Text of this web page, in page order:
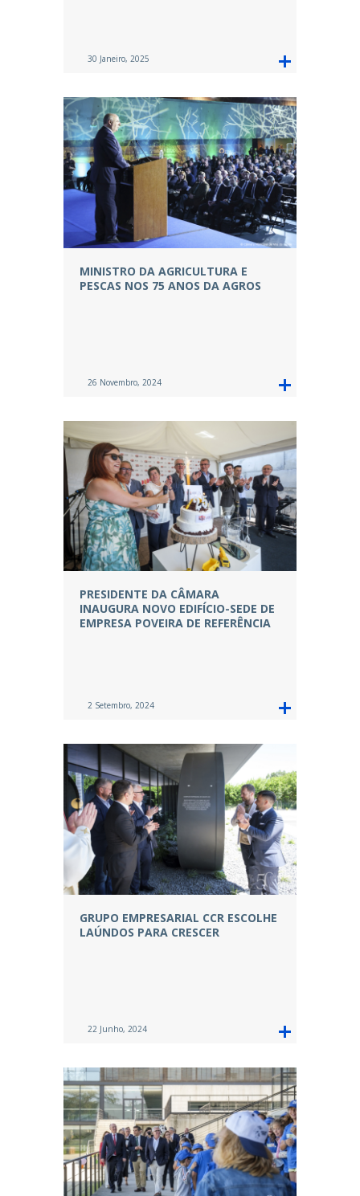
30 Janeiro, 2025
MINISTRO DA AGRICULTURA E
PESCAS NOS 75 ANOS DA AGROS
26 Novembro, 2024
PRESIDENTE DA CÂMARA
INAUGURA NOVO EDIFÍCIO-SEDE DE
EMPRESA POVEIRA DE REFERÊNCIA
2 Setembro, 2024
GRUPO EMPRESARIAL CCR ESCOLHE
LAÚNDOS PARA CRESCER
22 Junho, 2024